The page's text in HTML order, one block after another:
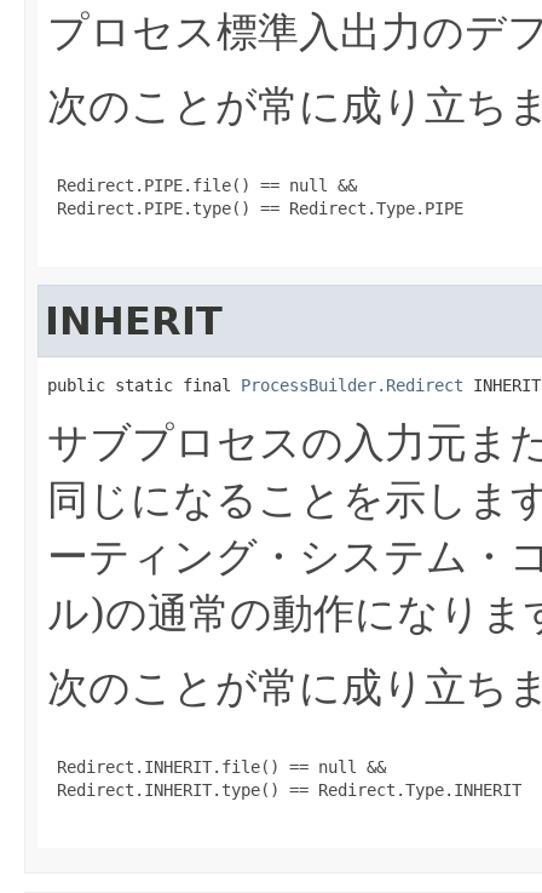
プロセス標準入出力のデ
次のことが常に成り立ち
Redirect.PIPE.file() == null &&
Redirect.PIPE.type() == Redirect.Type.PIPE
INHERIT
public static final ProcessBuilder.Redirect INHERIT
サブプロセスの入力元ま
同じになることを示しま
ーティング・システム・
ル)の通常の動作になりま
次のことが常に成り立ち
Redirect.INHERIT.file() == null &&
Redirect.INHERIT.type() == Redirect.Type.INHERIT